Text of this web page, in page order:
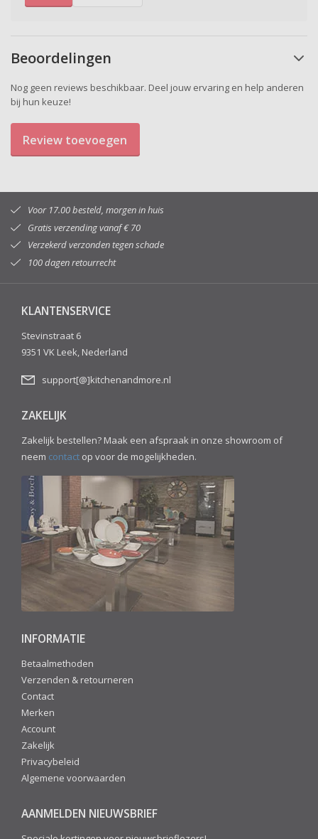
Beoordelingen
Nog geen reviews beschikbaar. Deel jouw ervaring en help anderen
bij hun keuze!
Review toevoegen
Voor 17.00 besteld, morgen in huis
Gratis verzending vanaf € 70
Verzekerd verzonden tegen schade
100 dagen retourrecht
KLANTENSERVICE
Stevinstraat 6
9351 VK Leek, Nederland
support[@]kitchenandmore.nl
ZAKELIJK
Zakelijk bestellen? Maak een afspraak in onze showroom of
neem contact op voor de mogelijkheden.
INFORMATIE
Betaalmethoden
Verzenden & retourneren
Contact
Merken
Account
Zakelijk
Privacybeleid
Algemene voorwaarden
AANMELDEN NIEUWSBRIEF